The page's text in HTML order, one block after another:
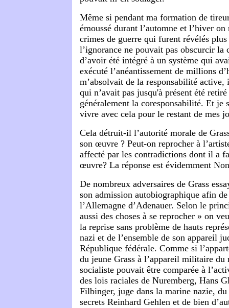
Même si pendant ma formation de
émoussé durant l’automne et l’hiver on
crimes de guerre qui furent révélés
l’ignorance ne pouvait pas obscurcir la
d’avoir été intégré à un système qui
exécuté l’anéantissement de millions
m’absolvait de la responsabilité
qui n’avait pas jusqu'à présent été
généralement la coresponsabilité. Et je
vivre avec cela pour le restant de mes
Cela détruit-il l’autorité morale de
son œuvre ? Peut-on reprocher à
affecté par les contradictions dont il a
œuvre? La réponse est évidemment
De nombreux adversaires de Grass
son admission autobiographique afin
l’Allemagne d’Adenauer. Selon le
aussi des choses à se reprocher » on
la reprise sans problème de hauts
nazi et de l’ensemble de son appareil
République fédérale. Comme si
du jeune Grass à l’appareil militaire du
socialiste pouvait être comparée à
des lois raciales de Nuremberg, Hans
Filbinger, juge dans la marine nazie, du
secrets Reinhard Gehlen et de bien